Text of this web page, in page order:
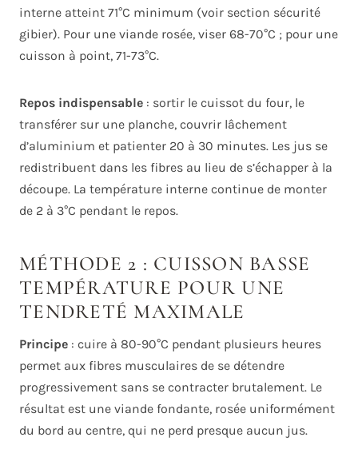
interne atteint 71°C minimum (voir section sécurité
gibier). Pour une viande rosée, viser 68-70°C ; pour une
cuisson à point, 71-73°C.
Repos indispensable : sortir le cuissot du four, le
transférer sur une planche, couvrir lâchement
d’aluminium et patienter 20 à 30 minutes. Les jus se
redistribuent dans les fibres au lieu de s’échapper à la
découpe. La température interne continue de monter
de 2 à 3°C pendant le repos.
MÉTHODE 2 : CUISSON BASSE
TEMPÉRATURE POUR UNE
TENDRETÉ MAXIMALE
Principe : cuire à 80-90°C pendant plusieurs heures
permet aux fibres musculaires de se détendre
progressivement sans se contracter brutalement. Le
résultat est une viande fondante, rosée uniformément
du bord au centre, qui ne perd presque aucun jus.